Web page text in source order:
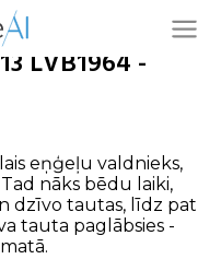
LVB1964 -
eņģeļu valdnieks,
nāks bēdu laiki,
dzīvo tautas, līdz pat
tauta paglābsies -